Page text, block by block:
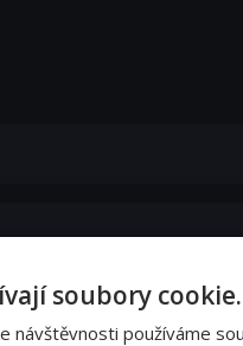
soubory cookie.
návštěvnosti používáme